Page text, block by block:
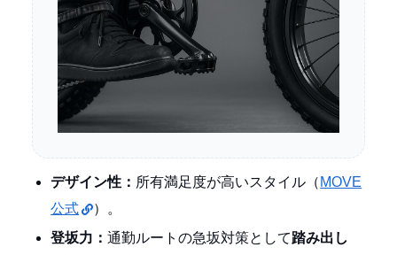
デザイン性： 所有満足度が高いスタイル（ MOVE
公式
）。
登坂力：通勤ルートの急坂対策として踏み出し